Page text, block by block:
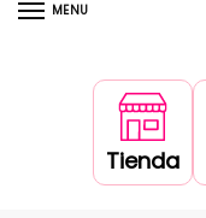
MENU
Tienda